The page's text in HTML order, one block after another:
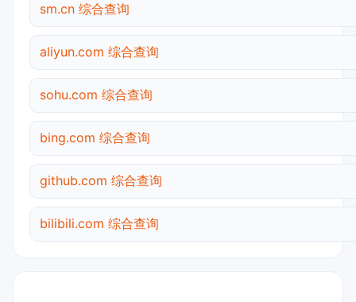
sm.cn 综合查询
aliyun.com 综合查询
sohu.com 综合查询
bing.com 综合查询
github.com 综合查询
bilibili.com 综合查询